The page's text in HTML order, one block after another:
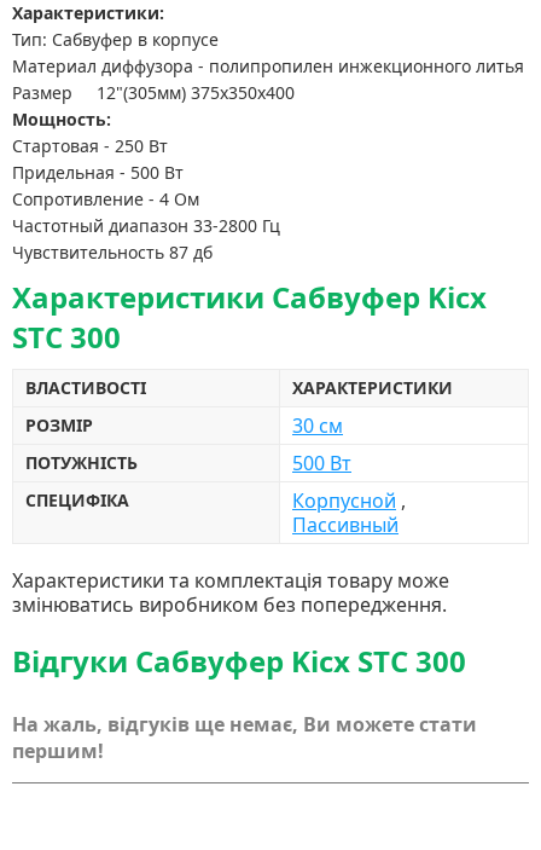
Характеристики:
Тип: Сабвуфер в корпусе
Материал диффузора - полипропилен инжекционного литья
Размер 12"(305мм) 375х350х400
Мощность:
Стартовая - 250 Вт
Придельная - 500 Вт
Сопротивление - 4 Ом
Частотный диапазон 33-2800 Гц
Чувствительность 87 дб
Характеристики Сабвуфер Kicx
STC 300
ВЛАСТИВОСТІ
ХАРАКТЕРИСТИКИ
РОЗМІР
30 см
ПОТУЖНІСТЬ 500 Вт
СПЕЦИФІКА Корпусной ,
Пассивный
Характеристики та комплектація товару може
змінюватись виробником без попередження.
Відгуки Сабвуфер Kicx STC 300
На жаль, відгуків ще немає, Ви можете стати
першим!